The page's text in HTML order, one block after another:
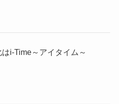
i-Time～アイタイム～